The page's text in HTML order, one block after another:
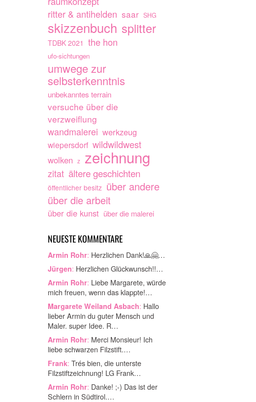
ritter & antihelden saar SHG
skizzenbuch splitter
TDBK 2021 the hon
ufo-sichtungen
umwege zur
selbsterkenntnis
unbekanntes terrain
versuche über die
verzweiflung
wandmalerei werkzeug
wiepersdorf wildwildwest
wolken z zeichnung
zitat ältere geschichten
öffentlicher besitz über andere
über die arbeit
über die kunst über die malerei
NEUESTE KOMMENTARE
Armin Rohr: Herzlichen Dank!🙏🤗…
Jürgen: Herzlichen Glückwunsch!!…
Armin Rohr: Liebe Margarete, würde
mich freuen, wenn das klappte!…
Margarete Weiland Asbach: Hallo
lieber Armin du guter Mensch und
Maler. super Idee. R…
Armin Rohr: Merci Monsieur! Ich
liebe schwarzen Filzstift.…
Frank: Trés bien, die unterste
Filzstiftzeichnung! LG Frank…
Armin Rohr: Danke! ;-) Das ist der
Schlern in Südtirol.…